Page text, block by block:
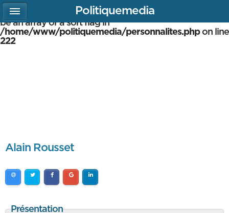
Warning
: array_multisort(): Argument #1 is expected to
be an array or a sort flag in
/home/www/politiquemedia/personnalites.phpon line
222
Alain Rousset
Présentation
Politiquemedia